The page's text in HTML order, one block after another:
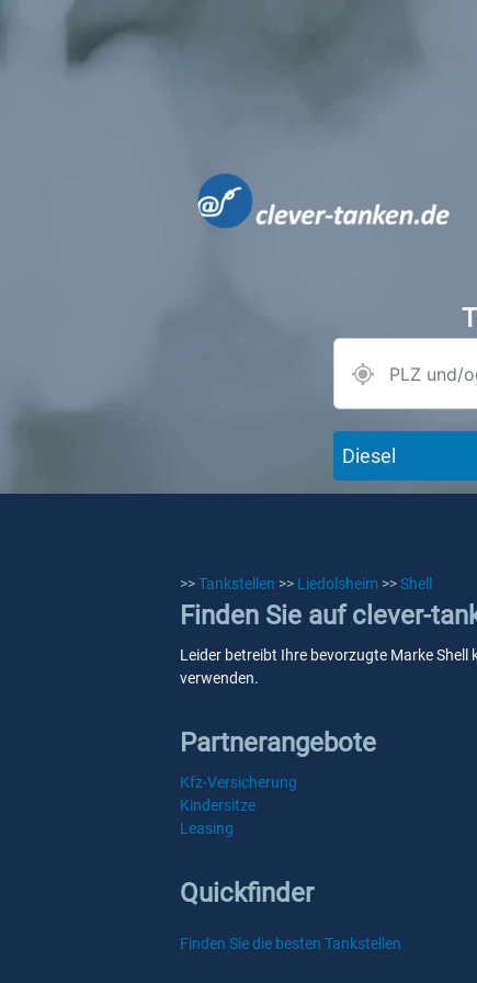
Diesel
>>Tankstellen >> Liedolsheim >>Shell
Finden Sie auf clever-
Leider betreibt Ihre bevorzugte Marke Shell
verwenden.
Partnerangebote
Kfz-Versicherung
Kindersitze
Leasing
Quickfinder
Finden Sie die besten Tankstellen